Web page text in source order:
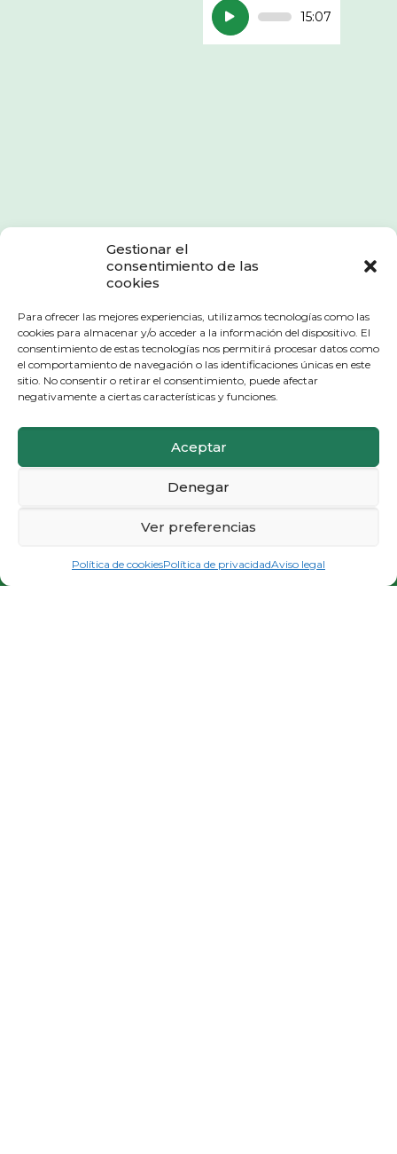
Gestionar el
consentimiento de las
cookies
Para ofrecer las mejores experiencias, utilizamos tecnologías como las
cookies para almacenar y/o acceder a la información del dispositivo. El
consentimiento de estas tecnologías nos permitirá procesar datos como
el comportamiento de navegación o las identificaciones únicas en este
sitio. No consentir o retirar el consentimiento, puede afectar
negativamente a ciertas características y funciones.
Aceptar
Denegar
Ver preferencias
Política de cookiesPolítica de privacidadAviso legal
Reproductor
de
audio
15:07
PIDE CITA E INFÓRMATE